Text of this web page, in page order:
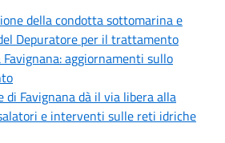
della condotta sottomarina e
Depuratore per il trattamento
aggiornamenti sullo
di Favignana dà il via libera alla
e interventi sulle reti idriche